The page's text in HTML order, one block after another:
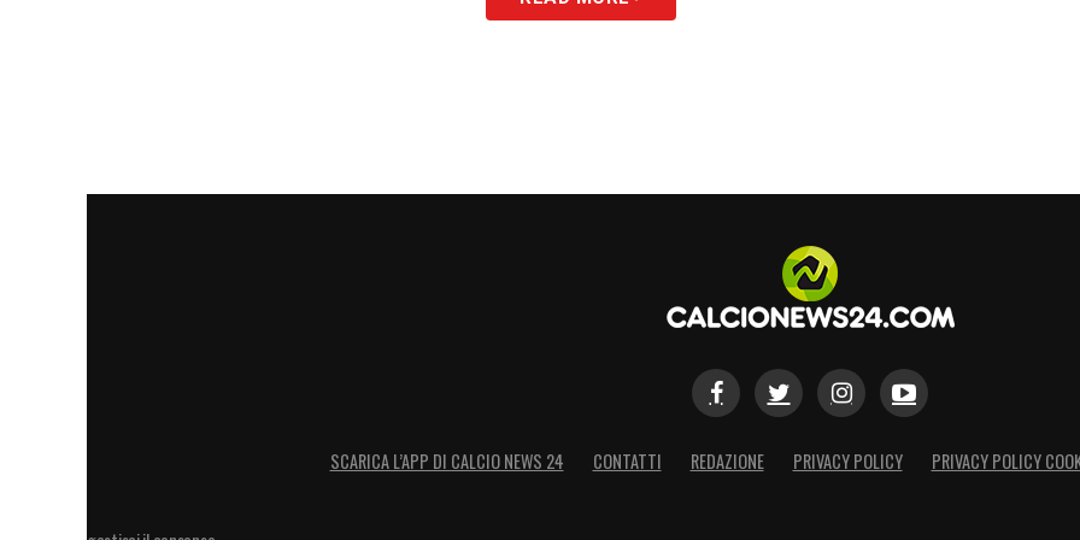
SCARICA L’APP DI CALCIO NEWS 24 CONTATTI REDAZIONE PRIVACY POLICY PRIVACY POLICY